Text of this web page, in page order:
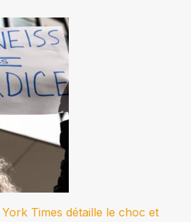
Times détaille le choc et